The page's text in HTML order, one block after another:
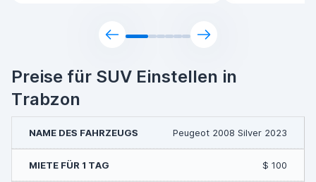
Preise für SUV Einstellen in
Trabzon
Peugeot 2008 Silver 2023
$ 100